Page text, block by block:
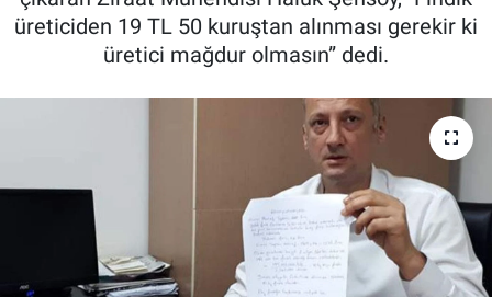
üreticiden 19 TL 50 kuruştan alınması gerekir ki
üretici mağdur olmasın” dedi.
Pankobirlik
Et fiyatları
Dünyada Tarım
Üretici Birlikleri